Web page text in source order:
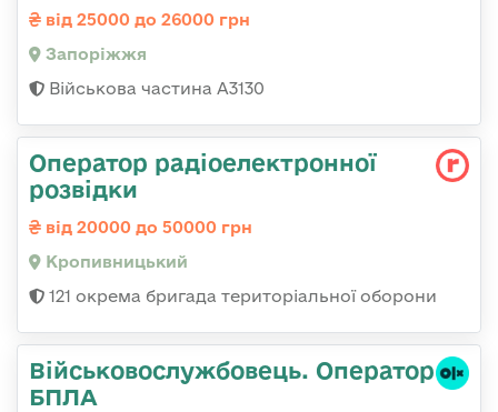
від 25000 до 26000 грн
Запоріжжя
Військова частина А3130
Оператор радіоелектронної
розвідки
від 20000 до 50000 грн
Кропивницький
121 окрема бригада територіальної оборони
Військовослужбовець. Оператор
БПЛА